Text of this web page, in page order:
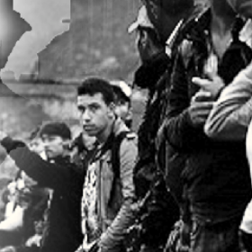
Восточный
курьер
Диалог
Дублин
инфоцентр